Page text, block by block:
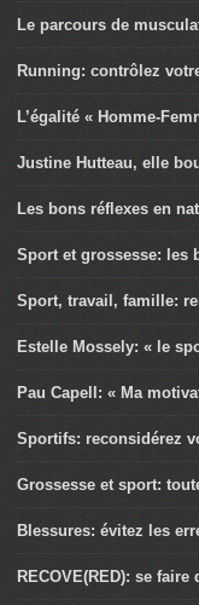
Le parcours de
Running: contrôlez
L’égalité « Homme-
Justine Hutteau, elle
Les bons réflexes en
Sport et grossesse: les
Sport, travail, famille:
Estelle Mossely: « le
Pau Capell: « Ma
Sportifs: reconsidérez
Grossesse et sport:
Blessures: évitez les
RECOVE(RED): se